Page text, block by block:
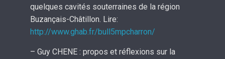
quelques cavités souterraines de la région
Buzançais-Châtillon. Lire:
http://www.ghab.fr/bull5mpcharron/
– Guy CHENE : propos et réflexions sur la